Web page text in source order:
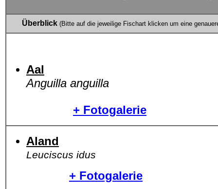
Überblick (Bitte auf die jeweilige Fischart klicken um eine
Aal
Anguilla anguilla
+ Fotogalerie
Aland
Leuciscus idus
+ Fotogalerie